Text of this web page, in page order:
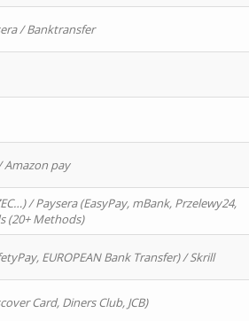
/ Banktransfer
Amazon pay
/ Paysera (EasyPay, mBank, Przelewy24,
(20+ Methods)
EUROPEAN Bank Transfer) / Skrill
Card, Diners Club, JCB)